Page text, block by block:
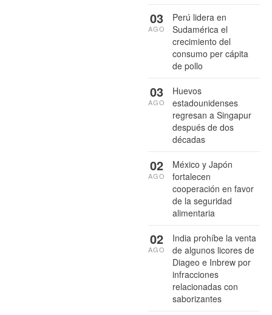
Perú lidera en
Sudamérica el
crecimiento del
consumo per cápita
de pollo
03
AGO
Huevos
estadounidenses
regresan a Singapur
después de dos
décadas
03
AGO
México y Japón
fortalecen
cooperación en favor
de la seguridad
alimentaria
02
AGO
India prohíbe la venta
de algunos licores de
Diageo e Inbrew por
infracciones
relacionadas con
saborizantes
02
AGO